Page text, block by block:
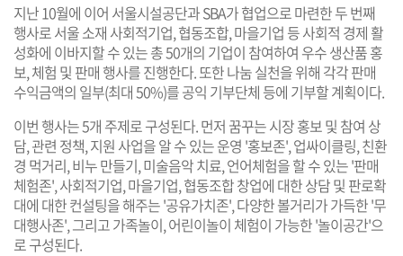
지난 10월에 이어 서울시설공단과 SBA가 협업으로 마련한 두 번째
행사로 서울 소재 사회적기업, 협동조합, 마을기업 등 사회적 경제 활
성화에 이바지할 수 있는 총 50개의 기업이 참여하여 우수 생산품 홍
보, 체험 및 판매 행사를 진행한다. 또한 나눔 실천을 위해 각각 판매
수익금액의 일부(최대 50%)를 공익 기부단체 등에 기부할 계획이다.
이번 행사는 5개 주제로 구성된다. 먼저 꿈꾸는 시장 홍보 및 참여 상
담, 관련 정책, 지원 사업을 알 수 있는 운영 '홍보존', 업싸이클링, 친환
경 먹거리, 비누 만들기, 미술음악 치료, 언어체험을 할 수 있는 '판매
체험존', 사회적기업, 마을기업, 협동조합 창업에 대한 상담 및 판로확
대에 대한 컨설팅을 해주는 '공유가치존', 다양한 볼거리가 가득한 '무
대행사존', 그리고 가족놀이, 어린이놀이 체험이 가능한 '놀이공간'으
로 구성된다.